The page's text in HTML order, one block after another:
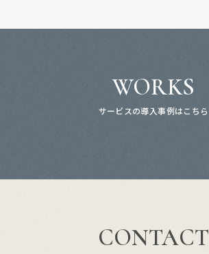
WORKS
サービスの導入事例はこちら
CONTACT